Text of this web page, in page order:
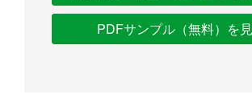
PDFサンプル（無料）を